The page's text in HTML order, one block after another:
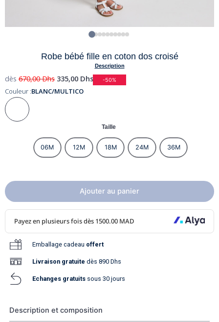
Robe bébé fille en coton dos croisé
Description
dès 670,00Dhs 335,00 Dhs -50%
Couleur :BLANC/MULTICO
Taille
06M 12M 18M 24M 36M
Ajouter au panier
Emballage cadeau offert
Livraison gratuite dès 890 Dhs
Echanges gratuits sous 30 jours
Description et composition